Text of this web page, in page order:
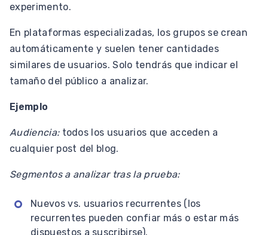
experimento.
En plataformas especializadas, los grupos se crean
automáticamente y suelen tener cantidades
similares de usuarios. Solo tendrás que indicar el
tamaño del público a analizar.
Ejemplo
Audiencia:todos los usuarios que acceden a
cualquier post del blog.
Segmentos a analizar tras la prueba:
Nuevos vs. usuarios recurrentes (los
recurrentes pueden confiar más o estar más
dispuestos a suscribirse).